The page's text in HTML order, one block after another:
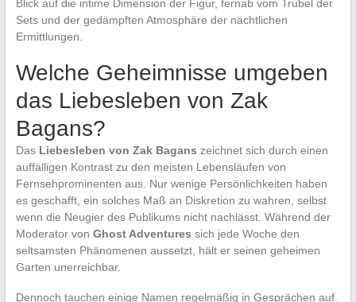
Blick auf die intime Dimension der Figur, fernab vom Trubel der
Sets und der gedämpften Atmosphäre der nächtlichen
Ermittlungen.
Welche Geheimnisse umgeben
das Liebesleben von Zak
Bagans?
Das Liebesleben von Zak Bagans zeichnet sich durch einen
auffälligen Kontrast zu den meisten Lebensläufen von
Fernsehprominenten aus. Nur wenige Persönlichkeiten haben
es geschafft, ein solches Maß an Diskretion zu wahren, selbst
wenn die Neugier des Publikums nicht nachlässt. Während der
Moderator von Ghost Adventures sich jede Woche den
seltsamsten Phänomenen aussetzt, hält er seinen geheimen
Garten unerreichbar.
Dennoch tauchen einige Namen regelmäßig in Gesprächen auf.